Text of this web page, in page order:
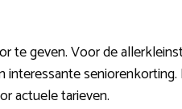
te geven. Voor de
actuele tarieven.